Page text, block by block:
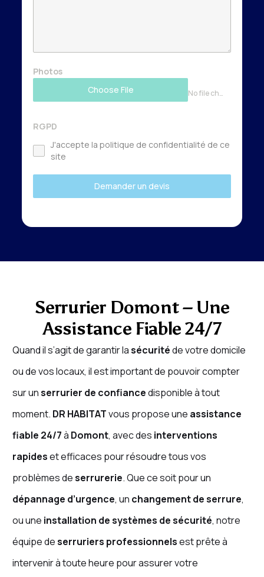
Photos
Choose File
No file chosen
RGPD
J'accepte la politique de confidentialité de ce
site
Demander un devis
Serrurier Domont – Une
Assistance Fiable 24/7
Quand il s’agit de garantir lasécuritéde votre domicile
ou de vos locaux, il est important de pouvoir compter
sur unserrurier de confiancedisponible à tout
moment. DR HABITATvous propose une assistance
fiable 24/7à Domont, avec des interventions
rapideset efficaces pour résoudre tous vos
problèmes deserrurerie. Que ce soit pour un
dépannage d’urgence, un changement de serrure,
ou une installation de systèmes de sécurité, notre
équipe deserruriers professionnelsest prête à
intervenir à toute heure pour assurer votre